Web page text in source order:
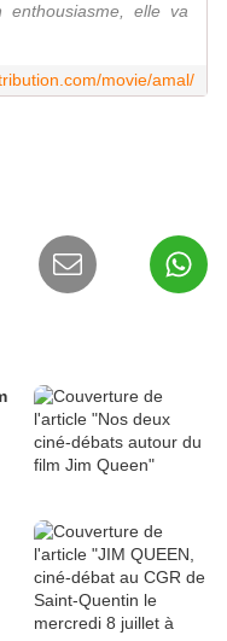
enthousiasme, elle va
movie/amal/